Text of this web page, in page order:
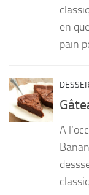
en
pain
A